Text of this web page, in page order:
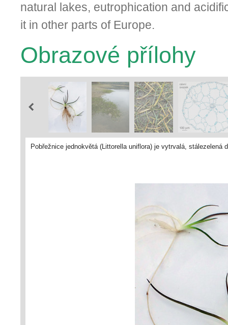
natural lakes, eutrophication and
it in other parts of Europe.
Obrazové přílohy
Pobřežnice jednokvětá (Littorella uniflora) je vytrvalá,